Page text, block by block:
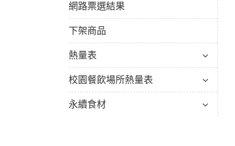
網路票選結果
下架商品
熱量表
校園餐飲場所熱量表
永續食材